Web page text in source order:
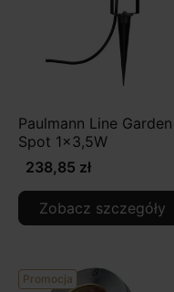
Paulmann Line Garden
Spot 1x3,5W
238,85 zł
Zobacz szczegóły
Promocja